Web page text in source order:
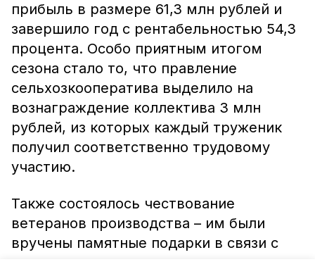
прибыль в размере 61,3 млн рублей и
завершило год с рентабельностью 54,3
процента. Особо приятным итогом
сезона стало то, что правление
сельхозкооператива выделило на
вознаграждение коллектива 3 млн
рублей, из которых каждый труженик
получил соответственно трудовому
участию.
Также состоялось чествование
ветеранов производства – им были
вручены памятные подарки в связи с